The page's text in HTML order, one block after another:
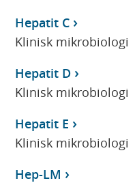
Hepatit C
Klinisk mikrobiologi
Hepatit D
Klinisk mikrobiologi
Hepatit E
Klinisk mikrobiologi
Hep-LM